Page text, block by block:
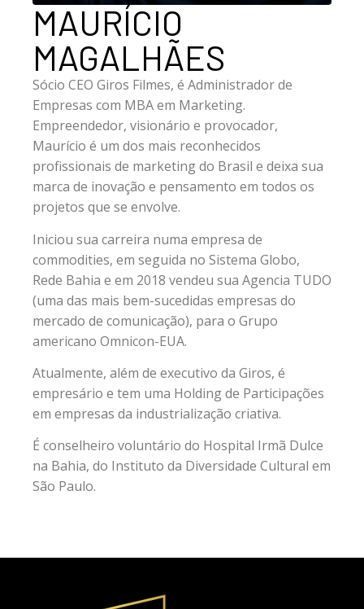
MAURÍCIO
MAGALHÃES
Sócio CEO Giros Filmes, é Administrador de
Empresas com MBA em Marketing.
Empreendedor, visionário e provocador,
Maurício é um dos mais reconhecidos
profissionais de marketing do Brasil e deixa sua
marca de inovação e pensamento em todos os
projetos que se envolve.
Iniciou sua carreira numa empresa de
commodities, em seguida no Sistema Globo,
Rede Bahia e em 2018 vendeu sua Agencia TUDO
(uma das mais bem-sucedidas empresas do
mercado de comunicação), para o Grupo
americano Omnicon-EUA.
Atualmente, além de executivo da Giros, é
empresário e tem uma Holding de Participações
em empresas da industrialização criativa.
É conselheiro voluntário do Hospital Irmã Dulce
na Bahia, do Instituto da Diversidade Cultural em
São Paulo.